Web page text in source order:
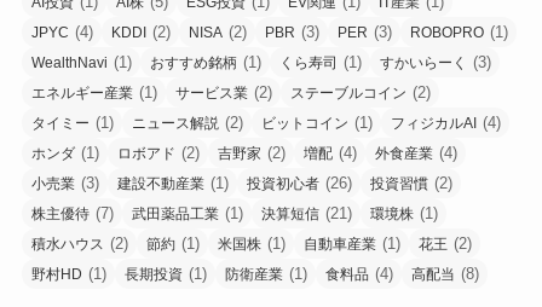
JPYC (4) KDDI (2) NISA (2) PBR (3) PER (3) ROBOPRO (1)
WealthNavi (1) おすすめ銘柄 (1) くら寿司 (1) すかいらーく (3)
エネルギー産業 (1) サービス業 (2) ステーブルコイン (2)
タイミー (1) ニュース解説 (2) ビットコイン (1) フィジカルAI (4)
ホンダ (1) ロボアド (2) 吉野家 (2) 増配 (4) 外食産業 (4)
小売業 (3) 建設不動産業 (1) 投資初心者 (26) 投資習慣 (2)
株主優待 (7) 武田薬品工業 (1) 決算短信 (21) 環境株 (1)
積水ハウス (2) 節約 (1) 米国株 (1) 自動車産業 (1) 花王 (2)
野村HD (1) 長期投資 (1) 防衛産業 (1) 食料品 (4) 高配当 (8)